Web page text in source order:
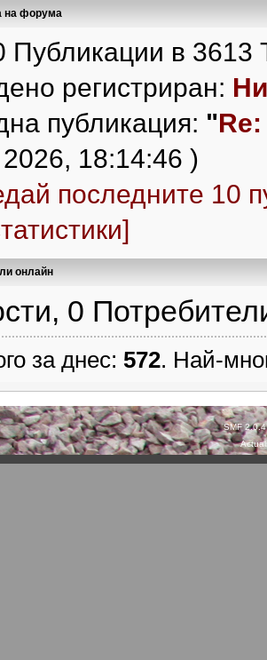
на форума
Публикации в 3613
регистриран:
публикация: "
2026, 18:14:46 )
последните 10
онлайн
0
за днес: 572. Най-
SMF 2.0.4